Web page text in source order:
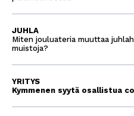
Miten jouluateria muuttaa
muistoja?
JUHLA
Kymmenen syytä osallistua
YRITYS